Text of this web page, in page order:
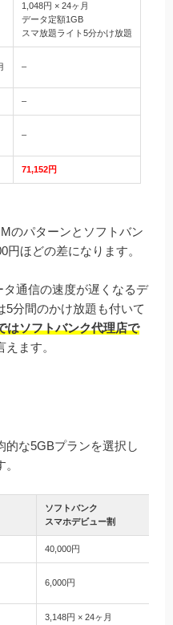
1,048円 × 24ヶ月
データ定額1GB
スマ放題ライト5分かけ放題
–
–
–
71,152円
のパターンとソフトバン
円ほどの差になります。
通信の速度が遅くなるデ
5分間のかけ放題も付いて
はソフトバンク代理店で
えます。
的な5GBプランを選択し
ソフトバンク
スマホデビュー割
40,000円
6,000円
3,148円 × 24ヶ月